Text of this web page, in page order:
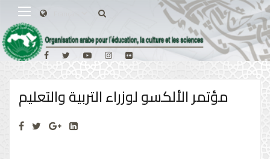
مؤتمر الألكسو لوزراء التربية والتعليم